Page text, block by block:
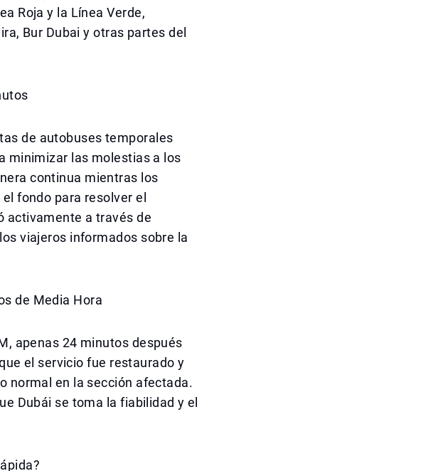
Roja y la Línea Verde,
Bur Dubai y otras partes del
de autobuses temporales
minimizar las molestias a los
continua mientras los
fondo para resolver el
activamente a través de
viajeros informados sobre la
de Media Hora
apenas 24 minutos después
el servicio fue restaurado y
normal en la sección afectada.
Dubái se toma la fiabilidad y el